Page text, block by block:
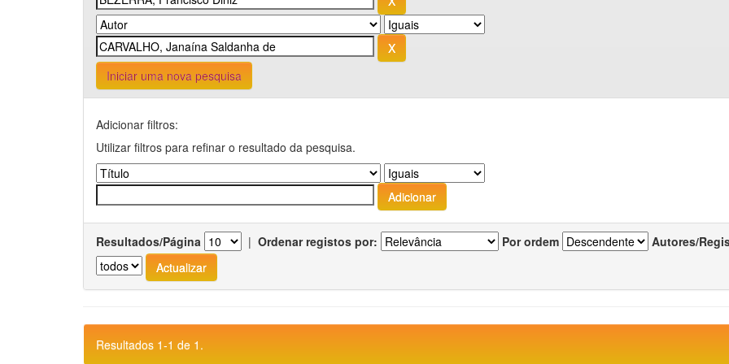
Iniciar uma nova pesquisa
Adicionar filtros:
Utilizar filtros para refinar o resultado da pesquisa.
Resultados/Página | Ordenar registos por: Por ordem Autores/
Resultados 1-1 de 1.